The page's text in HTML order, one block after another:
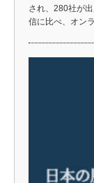
され、280社が
信に比べ、オン